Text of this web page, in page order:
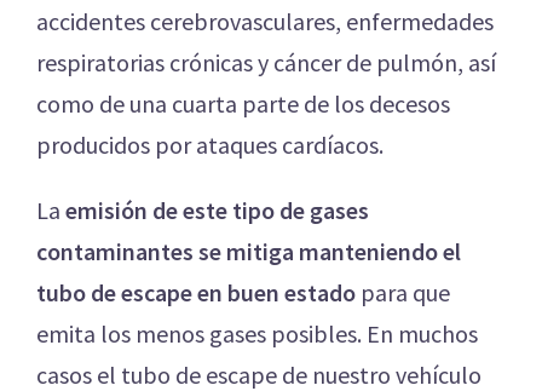
accidentes cerebrovasculares, enfermedades
respiratorias crónicas y cáncer de pulmón, así
como de una cuarta parte de los decesos
producidos por ataques cardíacos.
La emisión de este tipo de gases
contaminantes se mitiga manteniendo el
tubo de escape en buen estado para que
emita los menos gases posibles. En muchos
casos el tubo de escape de nuestro vehículo